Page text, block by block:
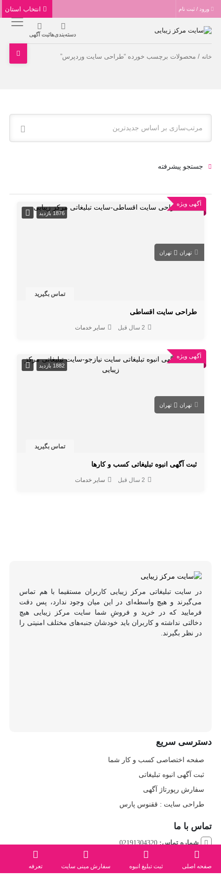
ورود / ثبت نام
دسته‌بندی‌هاثبت آگهی
خانه / محصولات برچسب خورده “طراحی سایت وردپرس”
مرتب‌سازی بر اساس جدیدترین
جستجو پیشرفته
آگهی ویژه
1876 بازدید
تهران تهران
تماس بگیرید
طراحی سایت اقساطی
2 سال قبل سایر خدمات
آگهی ویژه
1882 بازدید
تهران تهران
تماس بگیرید
ثبت آگهی انبوه تبلیغاتی کسب و کارها
2 سال قبل سایر خدمات
در سایت تبلیغاتی مرکز زیبایی کاربران مستقیما با هم تماس
می‌گیرند و هیچ واسطه‌ای در این میان وجود ندارد، پس دقت
فرمایید که در خرید و فروشِ شما سایت مرکز زیبایی هیچ
دخالتی نداشته و کاربران باید خودشان جنبه‌های مختلف امنیتی را
در نظر بگیرند.
دسترسی سریع
صفحه اختصاصی کسب و کار شما
ثبت آگهی انبوه تبلیغاتی
سفارش رپورتاژ آگهی
طراحی سایت : ققنوس پارس
تماس با ما
شماره تماس:02191304320
صفحه اصلی ثبت تبلیغ انبوه سفارش مینی سایت تعرفه